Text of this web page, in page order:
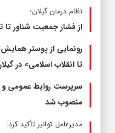
نظام درمان گیلان؛
از فشار جمعیت شناور
رونمایی از پوستر همایش
تا انقلاب اسلامی» در
سرپرست روابط عمومی و
منصوب شد
مدیرعامل توانیر تأکید کرد: